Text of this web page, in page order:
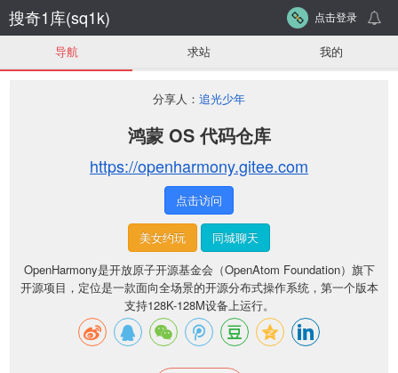
搜奇1库(sq1k) 点击登录
导航 求站 我的
分享人： 追光少年
鸿蒙 OS 代码仓库
https://openharmony.gitee.com
点击访问
美女约玩
同城聊天
OpenHarmony是开放原子开源基金会（OpenAtom Foundation）旗下
开源项目，定位是一款面向全场景的开源分布式操作系统，第一个版本
支持128K-128M设备上运行。